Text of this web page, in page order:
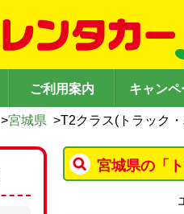
ご利用案内 キャンペ
>宮城県 >T2クラス(トラック
宮城県の「